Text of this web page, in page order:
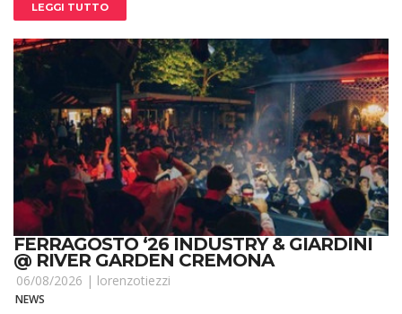
LEGGI TUTTO
FERRAGOSTO ‘26 INDUSTRY & GIARDINI
@ RIVER GARDEN CREMONA
06/08/2026 | lorenzotiezzi
NEWS